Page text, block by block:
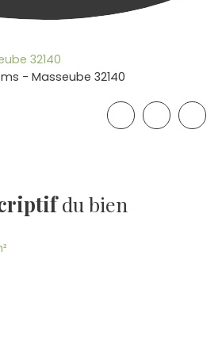
32140
- Masseube 32140
du bien